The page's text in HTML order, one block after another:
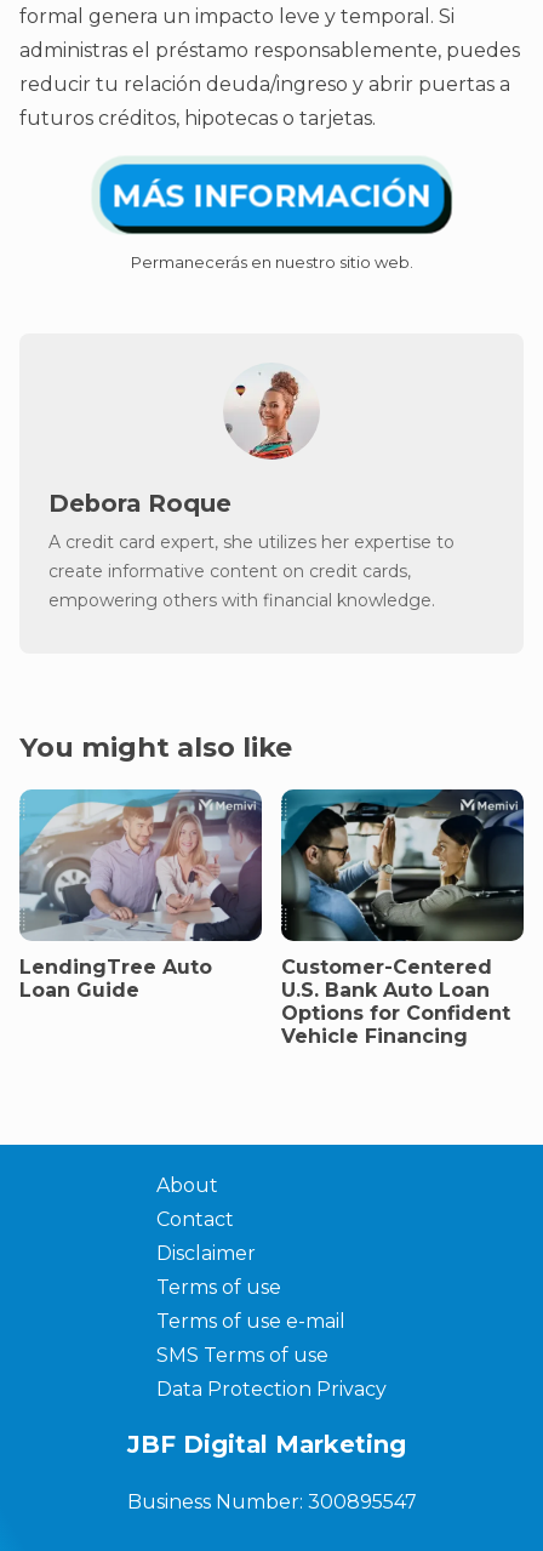
formal genera un impacto leve y temporal. Si
administras el préstamo responsablemente, puedes
reducir tu relación deuda/ingreso y abrir puertas a
futuros créditos, hipotecas o tarjetas.
MÁS INFORMACIÓN
Permanecerás en nuestro sitio web.
Debora Roque
A credit card expert, she utilizes her expertise to
create informative content on credit cards,
empowering others with financial knowledge.
You might also like
LendingTree Auto
Loan Guide
Customer-Centered
U.S. Bank Auto Loan
Options for Confident
Vehicle Financing
About
Contact
Disclaimer
Terms of use
Terms of use e-mail
SMS Terms of use
Data Protection Privacy
JBF Digital Marketing
Business Number: 300895547